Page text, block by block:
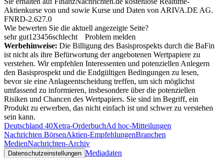
Aktienkurse von und sowie Kurse und Daten von ARIVA.DE AG.
FNRD-2.627.0
Wie bewerten Sie die aktuell angezeigte Seite?
sehr gut1 23456schlecht
Problem melden
Werbehinweise: Die Billigung des Basisprospekts durch die BaFin
ist nicht als ihre Befürwortung der angebotenen Wertpapiere zu
verstehen. Wir empfehlen Interessenten und potenziellen Anlegern
den Basisprospekt und die Endgültigen Bedingungen zu lesen,
bevor sie eine Anlageentscheidung treffen, um sich möglichst
umfassend zu informieren, insbesondere über die potenziellen
Risiken und Chancen des Wertpapiers. Sie sind im Begriff, ein
Produkt zu erwerben, das nicht einfach ist und schwer zu verstehen
sein kann.
Deutschland 40Xetra-OrderbuchAd hoc-Mitteilungen
Nachrichten BörsenAktien-EmpfehlungenBranchen
MedienNachrichten-Archiv
Datenschutzeinstellungen Mediadaten